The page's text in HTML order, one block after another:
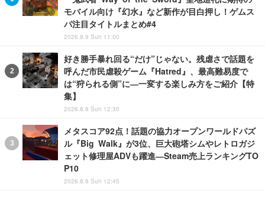
モバイル向け『幻水』など新作が目白押し！ゲムス
パ注目タイトルまとめ#4
2026.8.9 Sun 11:00
好き勝手暴れ回る“だけ”じゃない。残虐さで話題を
呼んだ市民虐殺ゲーム『Hatred』、最高難易度で
は“狩られる側”に―一変する楽しみ方をご紹介【特
集】
2026.8.9 Sun 12:30
メタスコア92点！話題の協力オープンワールドパズ
ル『Big Walk』が3位、巨大砲塔シムやレトロガジ
ェット修理屋ADVも躍進―Steam売上ランキングTO
P10
2026.8.9 Sun 12:45